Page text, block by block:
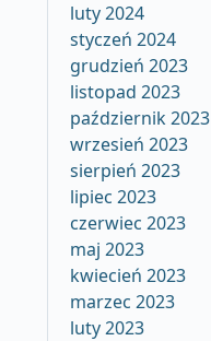
luty 2024
styczeń 2024
grudzień 2023
listopad 2023
październik 2023
wrzesień 2023
sierpień 2023
lipiec 2023
czerwiec 2023
maj 2023
kwiecień 2023
marzec 2023
luty 2023